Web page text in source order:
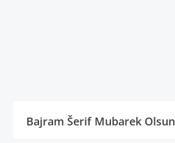
Bajram Šerif Mubarek Olsun